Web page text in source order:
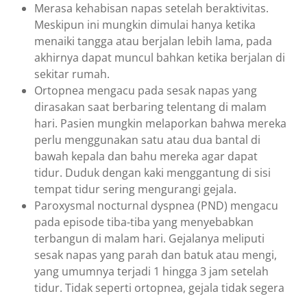
Merasa kehabisan napas setelah beraktivitas.
Meskipun ini mungkin dimulai hanya ketika
menaiki tangga atau berjalan lebih lama, pada
akhirnya dapat muncul bahkan ketika berjalan di
sekitar rumah.
Ortopnea mengacu pada sesak napas yang
dirasakan saat berbaring telentang di malam
hari. Pasien mungkin melaporkan bahwa mereka
perlu menggunakan satu atau dua bantal di
bawah kepala dan bahu mereka agar dapat
tidur. Duduk dengan kaki menggantung di sisi
tempat tidur sering mengurangi gejala.
Paroxysmal nocturnal dyspnea (PND) mengacu
pada episode tiba-tiba yang menyebabkan
terbangun di malam hari. Gejalanya meliputi
sesak napas yang parah dan batuk atau mengi,
yang umumnya terjadi 1 hingga 3 jam setelah
tidur. Tidak seperti ortopnea, gejala tidak segera